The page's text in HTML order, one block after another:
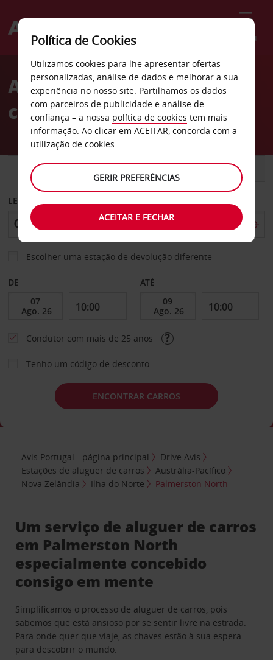
Menu
Welcome
AvisAluguer de
carros Palmerston North
CARRO COMERCIAIS
LEVANTAR EM
Escolher uma estação de devolução diferente
DE ATÉ
Condutor com mais de 25 anos
Tenho um código de desconto
ENCONTRAR CARROS
Avis Portugal - página principal
Drive Avis
Estações de aluguer de carros
Austrália-Pacífico
Nova Zelândia
Ilha do Norte Palmerston North
Um serviço de aluguer de carros
em Palmerston North
especialmente concebido
consigo em mente
Simplificamos o processo de aluguer de carros, pois
sabemos que está ansioso por se sentir livre na estrada.
Para onde quer que viaje, as chaves estão à sua espera
para descobrir o mundo.
Política de Cookies
Utilizamos cookies para lhe apresentar ofertas
personalizadas, análise de dados e melhorar a sua
experiência no nosso site. Partilhamos os dados
com parceiros de publicidade e análise de
confiança – a nossa política de cookies tem mais
informação. Ao clicar em ACEITAR, concorda com a
utilização de cookies.
GERIR PREFERÊNCIAS
ACEITAR E FECHAR